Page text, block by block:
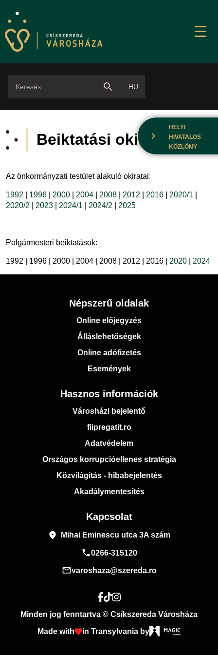
search HU
chevron_right
HELYI
HIVATALOS
KÖZLÖNY
Beiktatási okiratok
Az önkormányzati testület alakuló okiratai:
1992 1996 2000 2004 2008 2012 2016 2020/1
2020/2
2023 2024/1 2024/2 2025
Polgármesteri beiktatások:
1992 | 1996 | 2000 | 2004 | 2008 | 2012 | 2016 | 2020 2024
Népszerű oldalak
Online előjegyzés
Álláslehetőségek
Online adófizetés
Események
Hasznos információk
Városházi bejelentő
fiipregatit.ro
Adatvédelem
Országos korrupcióellenes stratégia
Közvilágítás - hibabejelentés
Akadálymentesítés
Kapcsolat
place Mihai Eminescu utca 3A szám
phone0266-315120
mail_outlinevaroshaza@szereda.ro
Minden jog fenntartva © Csíkszereda Városháza
Made with in Transylvania by